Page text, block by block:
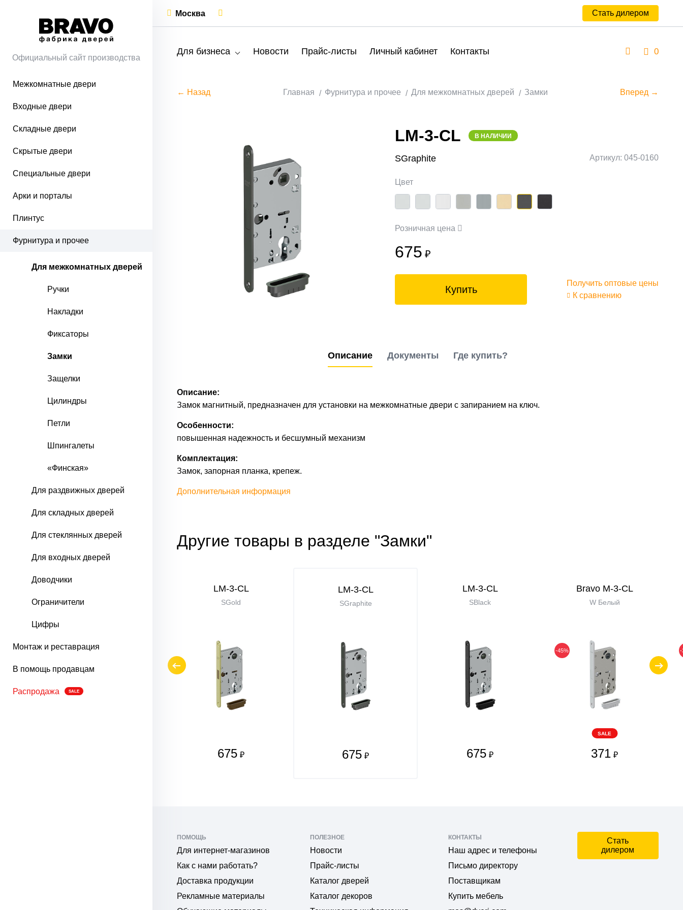
Официальный сайт производства
Межкомнатные двери
Входные двери
Складные двери
Скрытые двери
Специальные двери
Арки и порталы
Плинтус
Фурнитура и прочее
Для межкомнатных дверей
Ручки
Накладки
Фиксаторы
Замки
Защелки
Цилиндры
Петли
Шпингалеты
«Финская»
Для раздвижных дверей
Для складных дверей
Для стеклянных дверей
Для входных дверей
Доводчики
Ограничители
Цифры
Монтаж и реставрация
В помощь продавцам
Распродажа SALE
Москва Стать дилером
Для бизнеса Новости Прайс-листы Личный кабинет Контакты 0
← Назад Главная Фурнитура и прочее Для межкомнатных дверей Замки Вперед →
LM-3-CL В НАЛИЧИИ
SGraphite Артикул: 045-0160
Цвет
Розничная цена
675 ₽
Купить
Получить оптовые цены
К сравнению
Описание Документы Где купить?
Описание:
Замок магнитный, предназначен для установки на межкомнатные двери с запиранием на ключ.
Особенности:
повышенная надежность и бесшумный механизм
Комплектация:
Замок, запорная планка, крепеж.
Дополнительная информация
Другие товары в разделе "Замки"
LM-3-CL
SGold
675 ₽
LM-3-CL
SGraphite
675 ₽
LM-3-CL
SBlack
675 ₽
Bravo M-3-CL
W Белый
-45%
SALE
371 ₽
-
ПОМОЩЬ
Для интернет-магазинов
Как с нами работать?
Доставка продукции
Рекламные материалы
ПОЛЕЗНОЕ
Новости
Прайс-листы
Каталог дверей
Каталог декоров
КОНТАКТЫ
Наш адрес и телефоны
Письмо директору
Поставщикам
Купить мебель
Стать
дилером